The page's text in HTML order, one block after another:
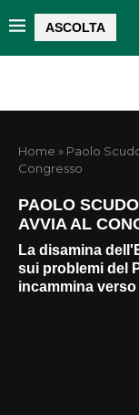
ASCOLTA
Home » Paolo
Congresso
PAOLO
AVVIA AL
La disamina
sui problemi del
incammina